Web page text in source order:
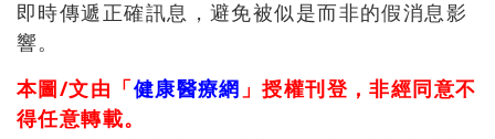
即時傳遞正確訊息，避免被似是而非的假消息影
響。
本圖/文由「健康醫療網 」授權刊登，非經同意不
得任意轉載。